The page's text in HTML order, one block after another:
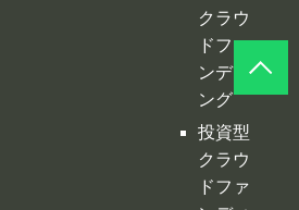
ドファ
ンディ
ング